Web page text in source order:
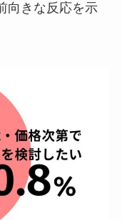
向きな反応を示